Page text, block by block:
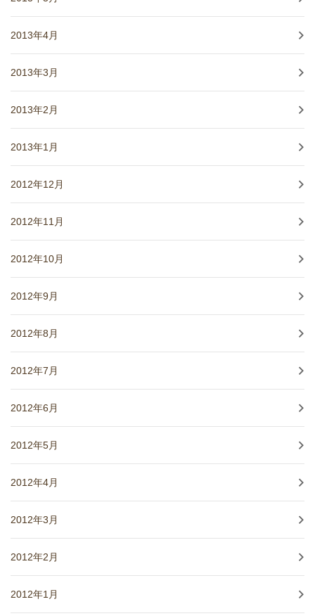
2013年4月
2013年3月
2013年2月
2013年1月
2012年12月
2012年11月
2012年10月
2012年9月
2012年8月
2012年7月
2012年6月
2012年5月
2012年4月
2012年3月
2012年2月
2012年1月